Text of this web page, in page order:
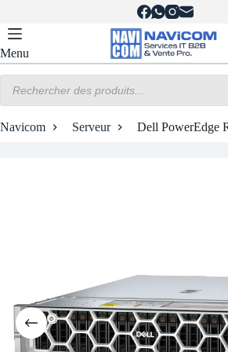
contenu
Menu
produits
Navicom Serveur Dell PowerEdge